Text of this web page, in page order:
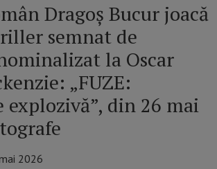
Dragoș Bucur joacă
semnat de
la Oscar
„FUZE:
explozivă”, din 26 mai
2026